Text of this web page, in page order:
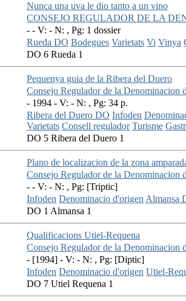
Nunca una uva le dio tanto a un vino
CONSEJO REGULADOR DE LA
- - V: - N: , Pg: 1 dossier
Rueda DO Bodegues Varietats Vi Vinya
DO 6 Rueda 1
Pequenya guia de la Ribera del Duero
Consejo Regulador de la Denominacion
- 1994 - V: - N: , Pg: 34 p.
Ribera del Duero DO Infoden
Varietats Consell regulador Turisme
DO 5 Ribera del Duero 1
Plano de localizacion de la zona
Consejo Regulador de la Denominacion
- - V: - N: , Pg: [Triptic]
Infoden Denominacio d'origenAlmansa
DO 1 Almansa 1
Qualificacions Utiel-Requena
Consejo Regulador de la Denominacion
- [1994] - V: - N: , Pg: [Diptic]
Infoden Denominacio d'origen Utiel-
DO 7 Utiel Requena 1